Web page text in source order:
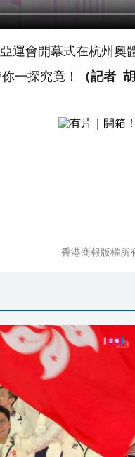
運會開幕式在杭州奧
一探究竟！
（記者 胡
香港商報版權所